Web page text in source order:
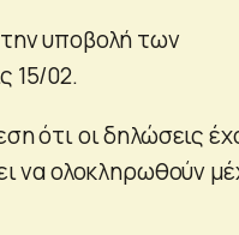
υποβολή των
15/02.
ότι οι δηλώσεις
να ολοκληρωθούν